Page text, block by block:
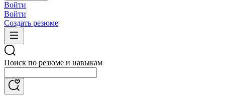
Войти
Войти
Создать резюме
Поиск по резюме и навыкам